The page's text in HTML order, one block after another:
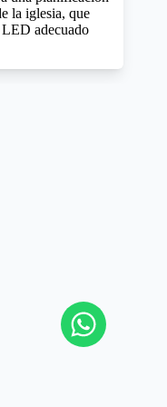
la iglesia, que
LED adecuado